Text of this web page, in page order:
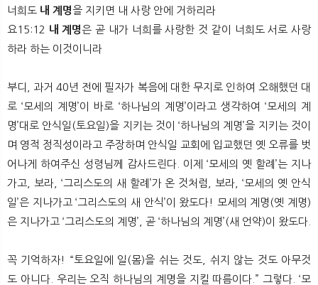
너희도 내 계명을 지키면 내 사랑 안에 거하리라
요15:12 내 계명은 곧 내가 너희를 사랑한 것 같이 너희도 서로 사랑
하라 하는 이것이니라
부디, 과거 40년 전에 필자가 복음에 대한 무지로 인하여 오해했던 대
로 ‘모세의 계명’이 바로 ‘하나님의 계명’이라고 생각하여 ‘모세의 계
명’대로 안식일(토요일)을 지키는 것이 ‘하나님의 계명’을 지키는 것이
며 영적 정직성이라고 주장하며 안식일 교회에 입교했던 옛 오류를 벗
어나게 하여주신 성령님께 감사드린다. 이제 ‘모세의 옛 할례’는 지나
가고, 보라, ‘그리스도의 새 할례’가 온 것처럼, 보라, ‘모세의 옛 안식
일’은 지나가고 ‘그리스도의 새 안식’이 왔도다! 모세의 계명(옛 계명)
은 지나가고 ‘그리스도의 계명’, 곧 ‘하나님의 계명’(새 언약)이 왔도다.
꼭 기억하자! “토요일에 일(몸)을 쉬는 것도, 쉬지 않는 것도 아무것
도 아니다. 우리는 오직 하나님의 계명을 지킬 따름이다.” 그렇다. ‘모